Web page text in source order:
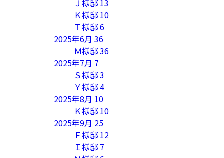
Ｊ様邸 13
Ｋ様邸 10
Ｔ様邸6
2025年6月 36
Ｍ様邸36
2025年7月 7
Ｓ様邸3
Ｙ様邸4
2025年8月 10
Ｋ様邸 10
2025年9月 25
Ｆ様邸 12
Ｉ様邸 7